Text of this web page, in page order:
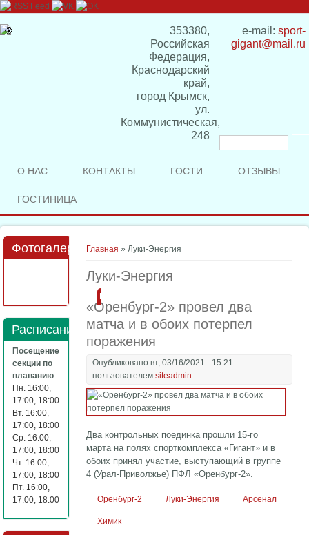
353380,
Российская
Федерация,
Краснодарский
край,
город Крымск,
ул.
Коммунистическая,
248
e-mail: sport-
gigant@mail.ru
поиска
О НАС КОНТАКТЫ ГОСТИ ОТЗЫВЫ
ГОСТИНИЦА
Вы здесь
Главная » Луки-Энергия
Луки-Энергия
«Оренбург-2» провел два
матча и в обоих потерпел
поражения
Опубликовано вт, 03/16/2021 - 15:21
пользователемsiteadmin
Два контрольных поединка прошли 15-го
марта на полях спорткомплекса «Гигант» и в
обоих принял участие, выступающий в группе
4 (Урал-Приволжье) ПФЛ «Оренбург-2».
Оренбург-2 Луки-Энергия Арсенал
Химик
Фотогалерея
Подробнее
Расписание
Посещение
секции по
плаванию
Пн. 16:00,
17:00, 18:00
Вт. 16:00,
17:00, 18:00
Ср. 16:00,
17:00, 18:00
Чт. 16:00,
17:00, 18:00
Пт. 16:00,
17:00, 18:00